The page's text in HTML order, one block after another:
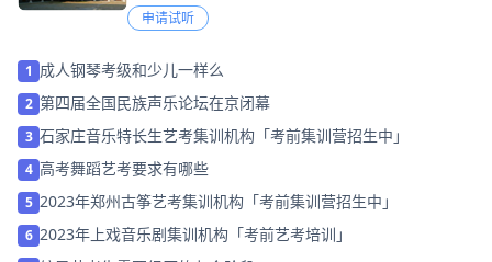
申请试听
1 成人钢琴考级和少儿一样么
2 第四届全国民族声乐论坛在京闭幕
3 石家庄音乐特长生艺考集训机构「考前集训营招生中」
4 高考舞蹈艺考要求有哪些
5 2023年郑州古筝艺考集训机构「考前集训营招生中」
6 2023年上戏音乐剧集训机构「考前艺考培训」